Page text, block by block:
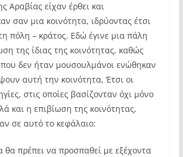
Αραβίας είχαν έρθει και
σαν μια κοινότητα, ιδρύοντας έτσι
πόλη – κράτος. Εδώ έγινε μια πάλη
της ίδιας της κοινότητας, καθώς
δεν ήταν μουσουλμάνοι ενώθηκαν
αυτή την κοινότητα, Έτσι οι
στις οποίες βασίζονταν όχι μόνο
και η επιβίωση της κοινότητας,
σε αυτό το κεφάλαιο:
θα πρέπει να προσπαθεί με εξέχοντα